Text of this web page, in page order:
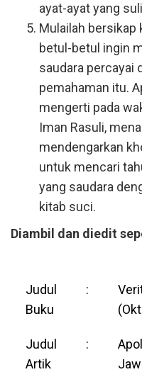
ayat-ayat yang
Mulailah bersikap
betul-betul ingin
saudara percayai
pemahaman itu.
mengerti pada
Iman Rasuli,
mendengarkan
untuk mencari
yang saudara
kitab suci.
Diambil dan diedit
Judul
Buku
:
Judul
Artik
: